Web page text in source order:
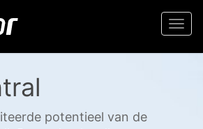
potentieel van de